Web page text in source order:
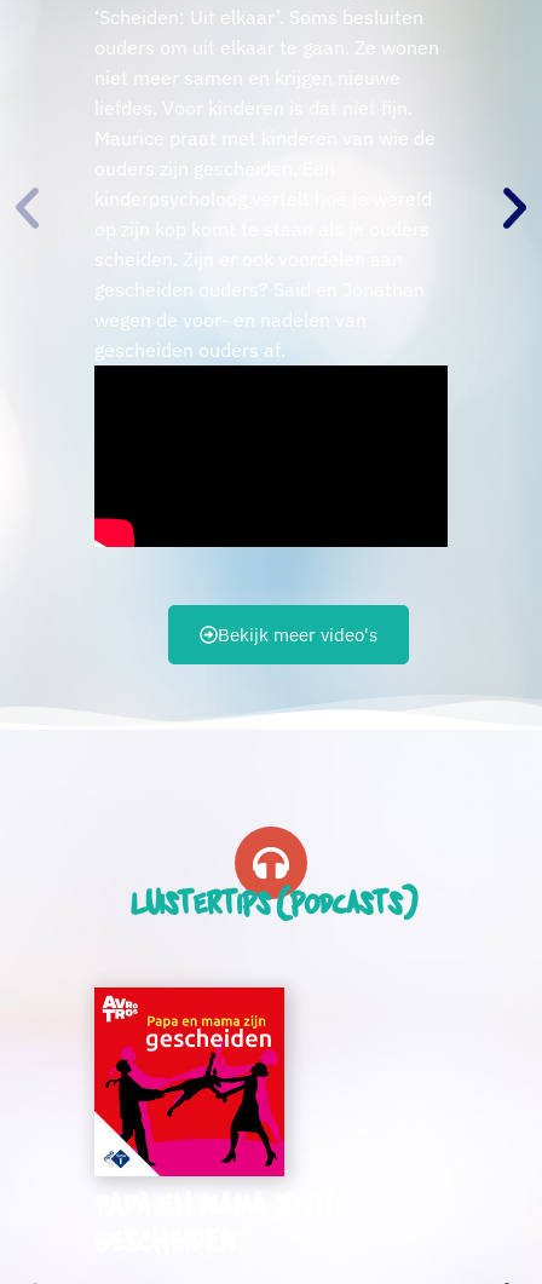
‘Scheiden: Uit elkaar’. Soms besluiten
ouders om uit elkaar te gaan. Ze wonen
niet meer samen en krijgen nieuwe
liefdes. Voor kinderen is dat niet fijn.
Maurice praat met kinderen van wie de
scheiden. Zijn er ook voordelen aan
gescheiden ouders? Said en Jonathan
wegen de voor- en nadelen van
gescheiden ouders af.
Bekijk meer video's
Luistertips (podcasts)